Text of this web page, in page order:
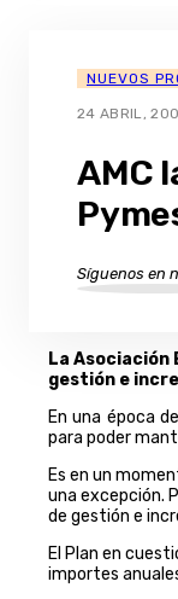
NUEVOS
24 ABRIL,
AMC
Síguenos en
La Asociación
gestión e
En una época
para poder
Es en un
una excepción.
de gestión e
El Plan en
importes